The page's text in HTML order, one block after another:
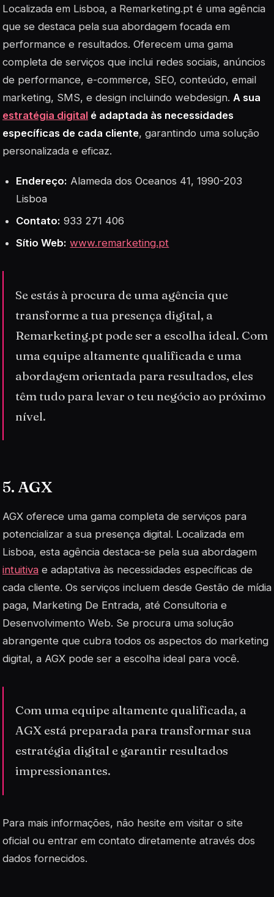
Localizada em Lisboa, a Remarketing.pt é uma agência
que se destaca pela sua abordagem focada em
performance e resultados. Oferecem uma gama
completa de serviços que inclui redes sociais, anúncios
de performance, e-commerce, SEO, conteúdo, email
marketing, SMS, e design incluindo webdesign. A sua
estratégia digital é adaptada às necessidades
específicas de cada cliente, garantindo uma solução
personalizada e eficaz.
Endereço: Alameda dos Oceanos 41, 1990-203
Lisboa
Contato: 933 271 406
Sítio Web: www.remarketing.pt
Se estás à procura de uma agência que
transforme a tua presença digital, a
Remarketing.pt pode ser a escolha ideal. Com
uma equipe altamente qualificada e uma
abordagem orientada para resultados, eles
têm tudo para levar o teu negócio ao próximo
nível.
5. AGX
AGX oferece uma gama completa de serviços para
potencializar a sua presença digital. Localizada em
Lisboa, esta agência destaca-se pela sua abordagem
intuitiva e adaptativa às necessidades específicas de
cada cliente. Os serviços incluem desde Gestão de mídia
paga, Marketing De Entrada, até Consultoria e
Desenvolvimento Web. Se procura uma solução
abrangente que cubra todos os aspectos do marketing
digital, a AGX pode ser a escolha ideal para você.
Com uma equipe altamente qualificada, a
AGX está preparada para transformar sua
estratégia digital e garantir resultados
impressionantes.
Para mais informações, não hesite em visitar o site
oficial ou entrar em contato diretamente através dos
dados fornecidos.